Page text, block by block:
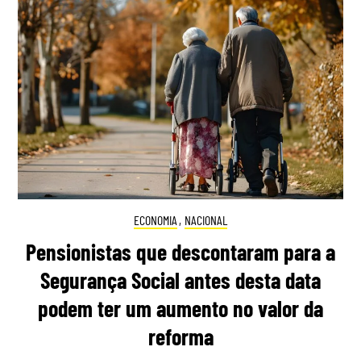
ECONOMIA , NACIONAL
Pensionistas que descontaram para a
Segurança Social antes desta data
podem ter um aumento no valor da
reforma